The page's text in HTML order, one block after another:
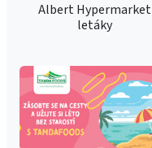
Albert Hypermarket
letáky